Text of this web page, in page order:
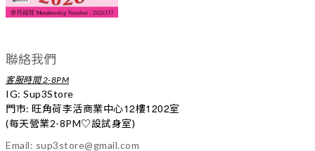
聯絡我們
客服時間 2-8PM
IG: Sup3Store
門市: 旺角荷李活商業中心12樓1202室
(每天營業2-8PM♡設試身室)
Email: sup3store@gmail.com